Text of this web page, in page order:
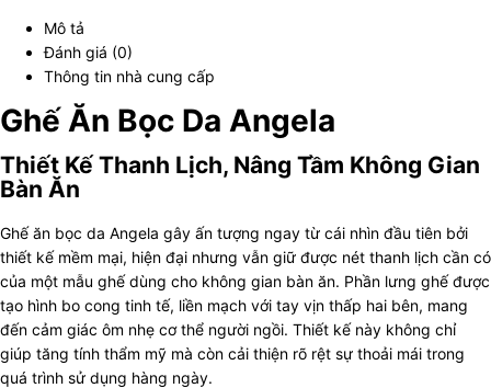
lượng
Mô tả
Đánh giá (0)
Thông tin nhà cung cấp
Ghế Ăn Bọc Da Angela
Thiết Kế Thanh Lịch, Nâng Tầm Không Gian
Bàn Ăn
Ghế ăn bọc da Angela gây ấn tượng ngay từ cái nhìn đầu tiên bởi
thiết kế mềm mại, hiện đại nhưng vẫn giữ được nét thanh lịch cần có
của một mẫu ghế dùng cho không gian bàn ăn. Phần lưng ghế được
tạo hình bo cong tinh tế, liền mạch với tay vịn thấp hai bên, mang
đến cảm giác ôm nhẹ cơ thể người ngồi. Thiết kế này không chỉ
giúp tăng tính thẩm mỹ mà còn cải thiện rõ rệt sự thoải mái trong
quá trình sử dụng hàng ngày.